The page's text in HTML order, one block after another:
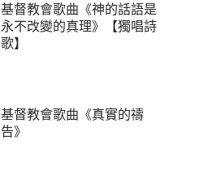
基督教會歌曲《神的話語是
永不改變的真理》【獨唱詩
歌】
基督教會歌曲《真實的禱
告》